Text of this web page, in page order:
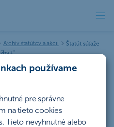
používame
pre správne
na tieto cookies
Tieto nevyhnutné alebo
akcií | ČSOB
Archív štatútov a akcií
Štatút súťaže
súťaží a